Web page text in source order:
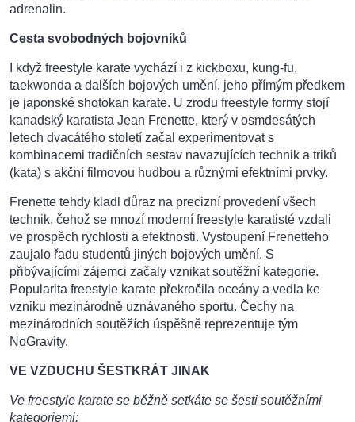
adrenalin.
Cesta svobodných bojovníků
I když freestyle karate vychází i z kickboxu, kung-fu,
taekwonda a dalších bojových umění, jeho přímým předkem
je japonské shotokan karate. U zrodu freestyle formy stojí
kanadský karatista Jean Frenette, který v osmdesátých
letech dvacátého století začal experimentovat s
kombinacemi tradičních sestav navazujících technik a triků
(kata) s akční filmovou hudbou a různými efektními prvky.
Frenette tehdy kladl důraz na precizní provedení všech
technik, čehož se mnozí moderní freestyle karatisté vzdali
ve prospěch rychlosti a efektnosti. Vystoupení Frenetteho
zaujalo řadu studentů jiných bojových umění. S
přibývajícími zájemci začaly vznikat soutěžní kategorie.
Popularita freestyle karate překročila oceány a vedla ke
vzniku mezinárodně uznávaného sportu. Čechy na
mezinárodních soutěžích úspěšně reprezentuje tým
NoGravity.
VE VZDUCHU ŠESTKRÁT JINAK
Ve freestyle karate se běžně setkáte se šesti soutěžními
kategoriemi: